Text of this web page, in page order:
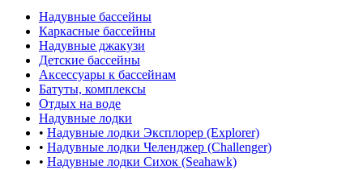
Надувные бассейны
Каркасные бассейны
Надувные джакузи
Детские бассейны
Аксессуары к бассейнам
Батуты, комплексы
Отдых на воде
Надувные лодки
• Надувные лодки Эксплорер (Explorer)
• Надувные лодки Челенджер (Challenger)
• Надувные лодки Сихок (Seahawk)